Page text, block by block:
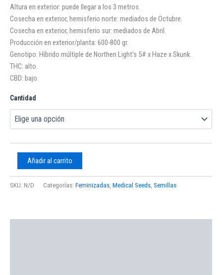
Altura en exterior: puede llegar a los 3 metros.
Cosecha en exterior, hemisferio norte: mediados de Octubre.
Cosecha en exterior, hemisferio sur: mediados de Abril.
Producción en exterior/planta: 600-800 gr.
Genotipo: Híbrido múltiple de Northen Light’s 5# x Haze x Skunk.
THC: alto.
CBD: bajo.
Cantidad
Añadir al carrito
SKU: N/D Categorías: Feminizadas, Medical Seeds, Semillas